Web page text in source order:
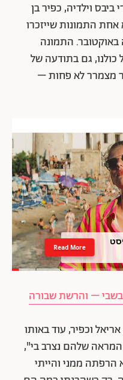
וילדיה, כפיר בן
ואריאל בן ה-4, היא אחת התמונות שייזכרו
התמונה
גם בתודעה של
מצמרר לא פחות –
Read More
בשבי – והרשת שבורה
וכפיר, עוד באותו
שלהם נצרב בי",
ממני והייתי